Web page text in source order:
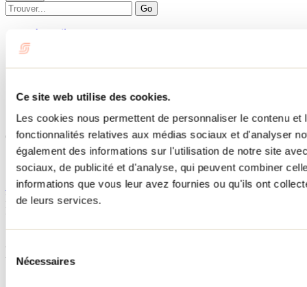
Ce site web utilise des cookies.
Les cookies nous permettent de personnaliser le contenu
fonctionnalités relatives aux médias sociaux et d'analyser
également des informations sur l'utilisation de notre site
sociaux, de publicité et d'analyse, qui peuvent combiner
informations que vous leur avez fournies ou qu'ils ont
de leurs services.
Sélection
Nécessaires
Go
Accueil
135 DE VILLIEU
Saint-Calixte
Chalets
135 DE VILLIEU
135 rue de Villieu
Saint-Calixte, QC J0K1Z0
514 924-3468
No d'enregistrement311944
Besoin d'information?
Menu pied de page